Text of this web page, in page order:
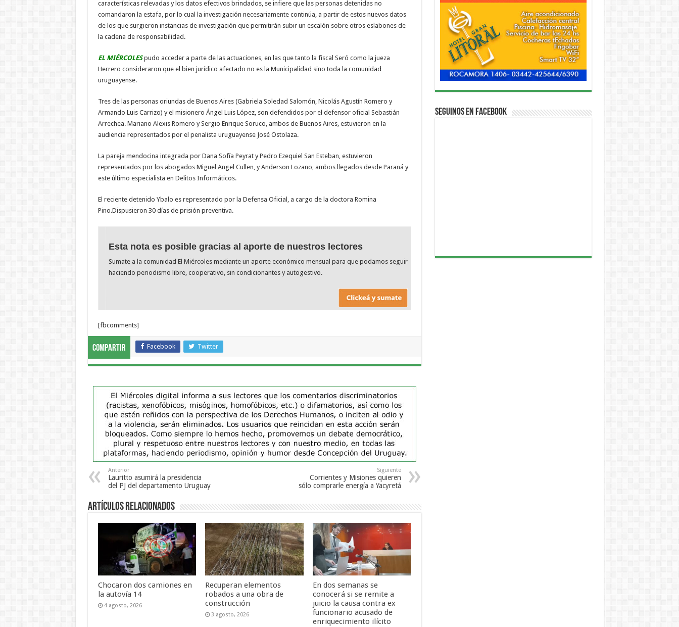
características relevadas y los datos efectivos brindados, se infiere que las personas detenidas no
comandaron la estafa, por lo cual la investigación necesariamente continúa, a partir de estos nuevos datos
de los que surgieron instancias de investigación que permitirán subir un escalón sobre otros eslabones de
la cadena de responsabilidad.
EL MIÉRCOLESpudo acceder a parte de las actuaciones, en las que tanto la fiscal Seró como la jueza
Herrero consideraron que el bien jurídico afectado no es la Municipalidad sino toda la comunidad
uruguayense.
Tres de las personas oriundas de Buenos Aires (Gabriela Soledad Salomón, Nicolás Agustín Romero y
Armando Luis Carrizo) y el misionero Ángel Luis López, son defendidos por el defensor oficial Sebastián
Arrechea. Mariano Alexis Romero y Sergio Enrique Soruco, ambos de Buenos Aires, estuvieron en la
audiencia representados por el penalista uruguayense José Ostolaza.
La pareja mendocina integrada por Dana Sofía Peyrat y Pedro Ezequiel San Esteban, estuvieron
representados por los abogados Miguel Angel Cullen, y Anderson Lozano, ambos llegados desde Paraná y
este último especialista en Delitos Informáticos.
El reciente detenido Ybalo es representado por la Defensa Oficial, a cargo de la doctora Romina
Pino.Dispusieron 30 días de prisión preventiva.
Esta nota es posible gracias al aporte de nuestros lectores
Sumate a la comunidad El Miércoles mediante un aporte económico mensual para que podamos seguir
haciendo periodismo libre, cooperativo, sin condicionantes y autogestivo.
[fbcomments]
Compartir Facebook Twitter
Anterior
Lauritto asumirá la presidencia
del PJ del departamento Uruguay
Siguiente
Corrientes y Misiones quieren
sólo comprarle energía a Yacyretá
Artículos Relacionados
Chocaron dos camiones en
la autovía 14
4 agosto, 2026
Recuperan elementos
robados a una obra de
construcción
3 agosto, 2026
En dos semanas se
conocerá si se remite a
juicio la causa contra ex
funcionario acusado de
enriquecimiento ilícito
Seguinos en Facebook